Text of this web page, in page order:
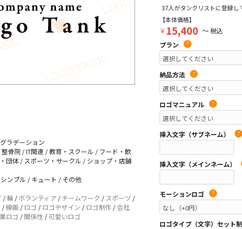
ラデーション
整骨院 / IT関連 / 教育・スクール / フード・飲
団体 / スポーツ・サークル / ショップ・店舗
ンプル / キュート / その他
/輪 / ボランティア / チームワーク / スポーツ /
/線画 / ロゴ / ロゴデザイン / ロゴ制作 / 会社
ロゴ /関係性 / 可愛いロゴ
37人がタンクリストに登録し
【本体価格】
￥ 15,400 ～ 税込
プラン
?
納品方法 ?
ロゴマニュアル ?
挿入文字（サブネーム） ?
挿入文字（メインネーム）
モーションロゴ ?
ロゴタイプ（文字）セット